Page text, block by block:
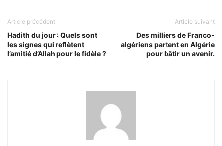
Article précédent
Hadith du jour : Quels sont
les signes qui reflètent
l’amitié d’Allah pour le fidèle ?
Article suivant
Des milliers de Franco-
algériens partent en Algérie
pour bâtir un avenir.